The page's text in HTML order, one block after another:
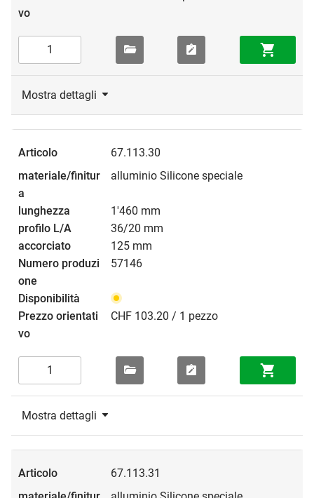
Mostra dettagli
67.113.30
alluminio Silicone speciale
1'460 mm
36/20 mm
125 mm
57146
CHF 103.20 / 1 pezzo
Mostra dettagli
67.113.31